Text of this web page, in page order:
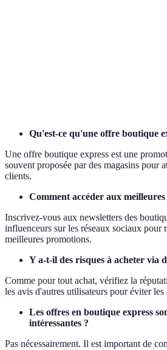
Qu'est-ce qu'une offre boutique
Une offre boutique express est une
souvent proposée par des magasins pour
clients.
Comment accéder aux
Inscrivez-vous aux newsletters des
influenceurs sur les réseaux sociaux pour
meilleures promotions.
Y a-t-il des risques à acheter via
Comme pour tout achat, vérifiez la
les avis d'autres utilisateurs pour éviter les
Les offres en boutique express
intéressantes ?
Pas nécessairement. Il est important de